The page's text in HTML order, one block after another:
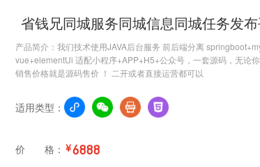
省钱兄同城服务同城信息同城任务发
产品简介：我们技术使用JAVA后台服务 前后端分离
vue+elementUi 适配小程序+APP+H5+公众号，一套源码，无论
销售价格就是源码售价 ！ 二开或者直接运营都可以
适用类型：
价 格： ￥6888